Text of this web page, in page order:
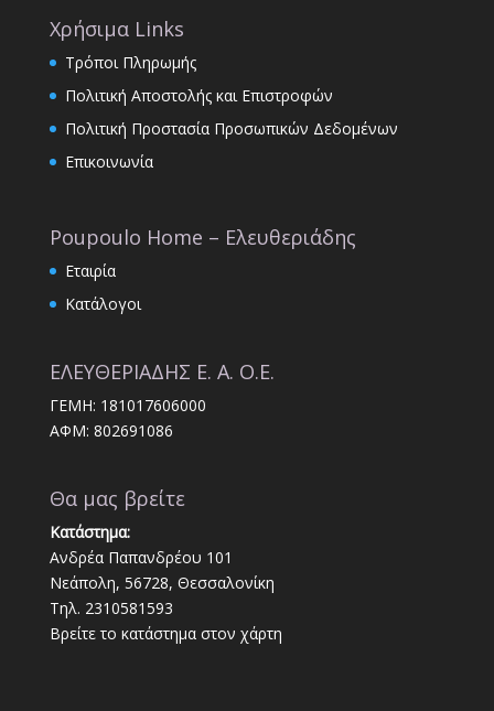
Χρήσιμα Links
Τρόποι Πληρωμής
Πολιτική Αποστολής και Επιστροφών
Πολιτική Προστασία Προσωπικών Δεδομένων
Επικοινωνία
Poupoulo Home – Ελευθεριάδης
Εταιρία
Κατάλογοι
ΕΛΕΥΘΕΡΙΑΔΗΣ Ε. Α. Ο.Ε.
ΓΕΜΗ: 181017606000
ΑΦΜ: 802691086
Θα μας βρείτε
Κατάστημα:
Ανδρέα Παπανδρέου 101
Νεάπολη, 56728, Θεσσαλονίκη
Τηλ. 2310581593
Βρείτε το κατάστημα στον χάρτη